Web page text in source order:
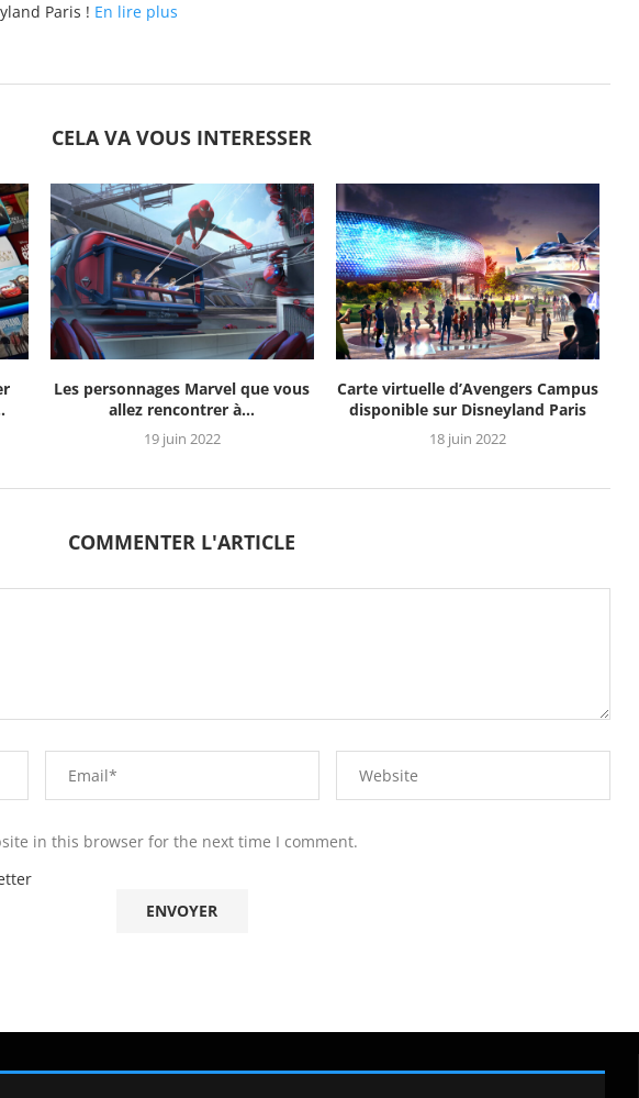
Paris ! En lire plus
CELA VA VOUS INTERESSER
Les personnages Marvel que vous
allez rencontrer à...
19 juin 2022
Carte virtuelle d’Avengers Campus
disponible sur Disneyland Paris
18 juin 2022
COMMENTER L'ARTICLE
in this browser for the next time I comment.